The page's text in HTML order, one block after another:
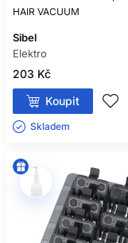
HAIR VACUUM
Sibel
Elektro
203 Kč
Koupit
Skladem ㅤ